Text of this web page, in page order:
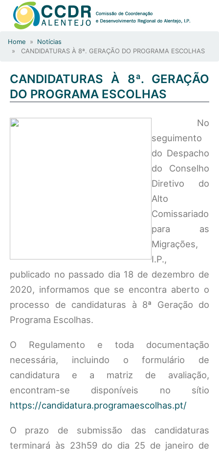
Home » Notícias
» CANDIDATURAS À 8ª. GERAÇÃO DO PROGRAMA ESCOLHAS
CANDIDATURAS À 8ª. GERAÇÃO
DO PROGRAMA ESCOLHAS
No
seguimento
do Despacho
do Conselho
Diretivo do
Alto
Comissariado
para as
Migrações,
I.P.,
publicado no passado dia 18 de dezembro de
2020, informamos que se encontra aberto o
processo de candidaturas à 8ª Geração do
Programa Escolhas.
O Regulamento e toda documentação
necessária, incluindo o formulário de
candidatura e a matriz de avaliação,
encontram-se disponíveis no sítio
https://candidatura.programaescolhas.pt/
O prazo de submissão das candidaturas
terminará às 23h59 do dia 25 de janeiro de